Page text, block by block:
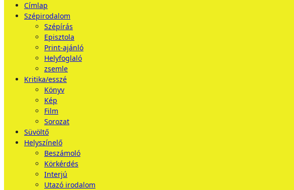
Címlap
Szépirodalom
Szépírás
Episztola
Print-ajánló
Helyfoglaló
zsemle
Kritika/esszé
Könyv
Kép
Film
Sorozat
Süvöltő
Helyszínelő
Beszámoló
Körkérdés
Interjú
Utazó irodalom